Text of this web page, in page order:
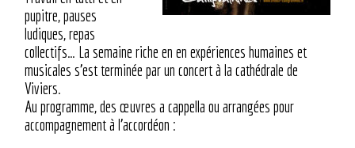
pupitre, pauses
ludiques, repas
collectifs… La semaine riche en en expériences humaines et
musicales s’est terminée par un concert à la cathédrale de
Viviers.
Au programme, des œuvres a cappella ou arrangées pour
accompagnement à l’accordéon :